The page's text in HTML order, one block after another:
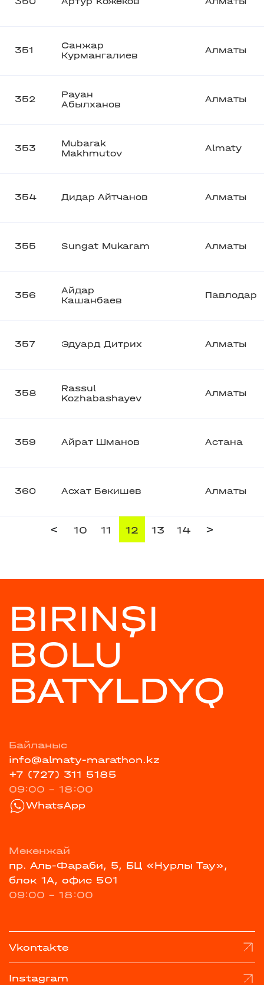
351
Санжар
Курмангалиев
Алматы
352
Рауан
Абылханов
Алматы
353
Mubarak
Makhmutov
Almaty
354 Дидар Айтчанов Алматы
355 Sungat Mukaram Алматы
356
Айдар
Кашанбаев
Павлодар
357 Эдуард Дитрих Алматы
358
Rassul
Kozhabashayev
Алматы
359 Айрат Шманов Астана
360 Асхат Бекишев Алматы
< 10 11 12 13 14 >
BIRINŞI
BOLU
BATYLDYQ
Байланыс
info@almaty-marathon.kz
+7 (727) 311 5185
09:00 - 18:00
WhatsApp
Мекенжай
пр. Аль-Фараби, 5, БЦ «Нурлы Тау»,
блок 1А, офис 501
09:00 - 18:00
Vkontakte
Instagram